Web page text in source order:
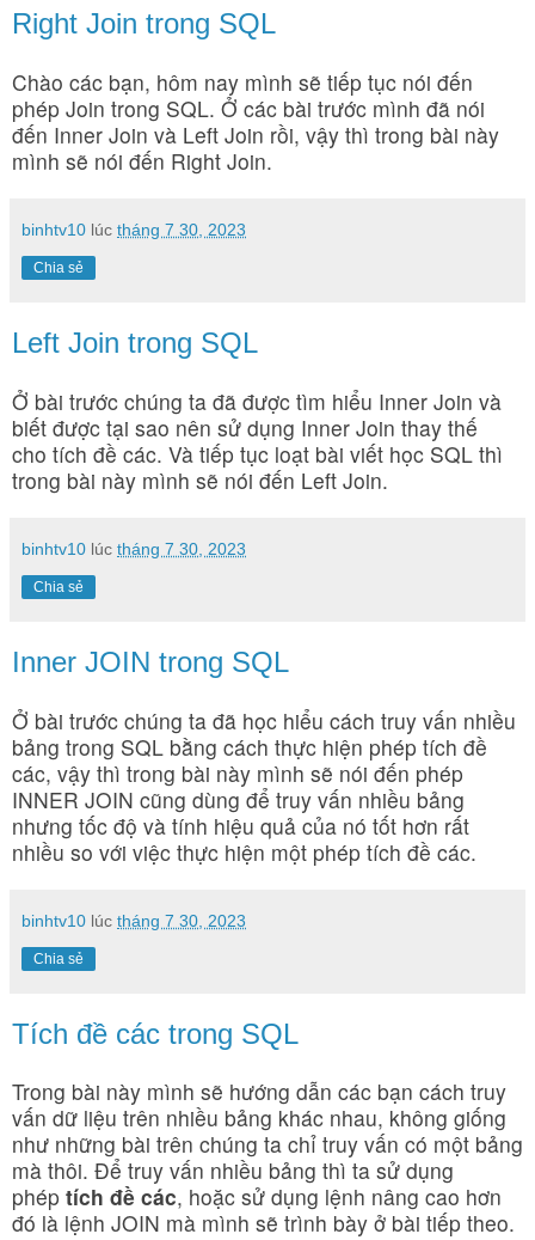
Right Join trong SQL
Chào các bạn, hôm nay mình sẽ tiếp tục nói đến
phép Join trong SQL. Ở các bài trước mình đã nói
đến Inner Join và Left Join rồi, vậy thì trong bài này
mình sẽ nói đến Right Join.
binhtv10 lúc tháng 7 30, 2023
Chia sẻ
Left Join trong SQL
Ở bài trước chúng ta đã được tìm hiểu Inner Join và
biết được tại sao nên sử dụng Inner Join thay thế
cho tích đề các. Và tiếp tục loạt bài viết học SQL thì
trong bài này mình sẽ nói đến Left Join.
binhtv10 lúc tháng 7 30, 2023
Chia sẻ
Inner JOIN trong SQL
Ở bài trước chúng ta đã học hiểu cách truy vấn nhiều
bảng trong SQL bằng cách thực hiện phép tích đề
các, vậy thì trong bài này mình sẽ nói đến phép
INNER JOIN cũng dùng để truy vấn nhiều bảng
nhưng tốc độ và tính hiệu quả của nó tốt hơn rất
nhiều so với việc thực hiện một phép tích đề các.
binhtv10 lúc tháng 7 30, 2023
Chia sẻ
Tích đề các trong SQL
Trong bài này mình sẽ hướng dẫn các bạn cách truy
vấn dữ liệu trên nhiều bảng khác nhau, không giống
như những bài trên chúng ta chỉ truy vấn có một bảng
mà thôi. Để truy vấn nhiều bảng thì ta sử dụng
phép tích đề các, hoặc sử dụng lệnh nâng cao hơn
đó là lệnh JOIN mà mình sẽ trình bày ở bài tiếp theo.